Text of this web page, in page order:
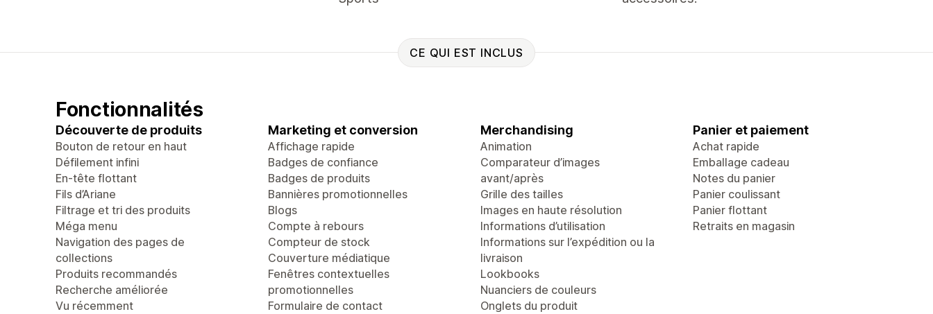
CE QUI EST INCLUS
Fonctionnalités
Découverte de produits
Bouton de retour en haut
Défilement infini
En-tête flottant
Fils d’Ariane
Filtrage et tri des produits
Méga menu
Navigation des pages de
collections
Produits recommandés
Recherche améliorée
Vu récemment
Marketing et conversion
Affichage rapide
Badges de confiance
Badges de produits
Bannières promotionnelles
Blogs
Compte à rebours
Compteur de stock
Couverture médiatique
Fenêtres contextuelles
promotionnelles
Formulaire de contact
Merchandising
Animation
Comparateur d’images
avant/après
Grille des tailles
Images en haute résolution
Informations d’utilisation
Informations sur l’expédition ou la
livraison
Lookbooks
Nuanciers de couleurs
Onglets du produit
Panier et paiement
Achat rapide
Emballage cadeau
Notes du panier
Panier coulissant
Panier flottant
Retraits en magasin